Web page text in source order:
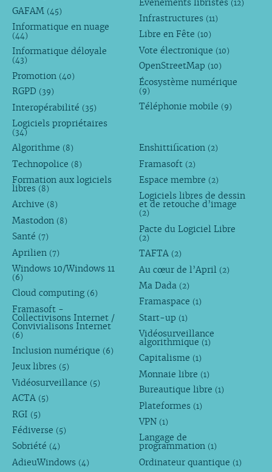
GAFAM (45)
Informatique en nuage
(44)
Informatique déloyale
(43)
Promotion (40)
RGPD (39)
Interopérabilité (35)
Logiciels propriétaires
(34)
Évènements libristes (12)
Infrastructures (11)
Libre en Fête (10)
Vote électronique (10)
OpenStreetMap (10)
Écosystème numérique
(9)
Téléphonie mobile (9)
Algorithme (8)
Technopolice (8)
Formation aux logiciels
libres (8)
Archive (8)
Mastodon (8)
Santé (7)
Aprilien (7)
Windows 10/Windows 11
(6)
Cloud computing (6)
Framasoft -
Collectivisons Internet /
Convivialisons Internet
(6)
Inclusion numérique (6)
Jeux libres (5)
Vidéosurveillance (5)
ACTA (5)
RGI (5)
Fédiverse (5)
Sobriété (4)
AdieuWindows (4)
Enshittification (2)
Framasoft (2)
Espace membre (2)
Logiciels libres de dessin
et de retouche d’image
(2)
Pacte du Logiciel Libre
(2)
TAFTA (2)
Au cœur de l’April (2)
Ma Dada (2)
Framaspace (1)
Start-up (1)
Vidéosurveillance
algorithmique (1)
Capitalisme (1)
Monnaie libre (1)
Bureautique libre (1)
Plateformes (1)
VPN (1)
Langage de
programmation (1)
Ordinateur quantique (1)